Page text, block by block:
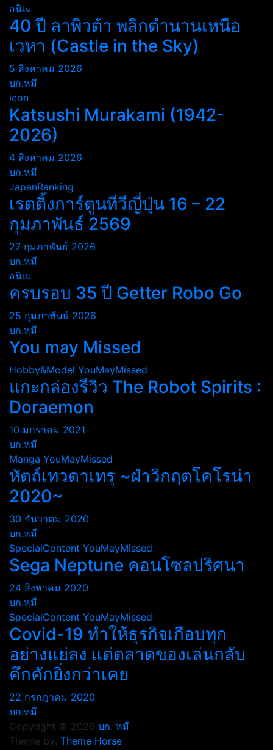
อนิเม
40 ปี ลาพิวต้า พลิกตำนานเหนือ
เวหา (Castle in the Sky)
5 สิงหาคม 2026
บก.หมี
icon
Katsushi Murakami (1942-
2026)
4 สิงหาคม 2026
บก.หมี
JapanRanking
เรตติ้งการ์ตูนทีวีญี่ปุ่น 16 – 22
กุมภาพันธ์ 2569
27 กุมภาพันธ์ 2026
บก.หมี
อนิเม
ครบรอบ 35 ปี Getter Robo Go
25 กุมภาพันธ์ 2026
บก.หมี
You may Missed
Hobby&Model YouMayMissed
แกะกล่องรีวิว The Robot Spirits :
Doraemon
10 มกราคม 2021
บก.หมี
Manga YouMayMissed
หัตถ์เทวดาเทรุ ~ฝ่าวิกฤตโคโรน่า
2020~
30 ธันวาคม 2020
บก.หมี
SpecialContent YouMayMissed
Sega Neptune คอนโซลปริศนา
24 สิงหาคม 2020
บก.หมี
SpecialContent YouMayMissed
Covid-19 ทำให้ธุรกิจเกือบทุก
อย่างแย่ลง แต่ตลาดของเล่นกลับ
คึกคักยิ่งกว่าเคย
22 กรกฎาคม 2020
บก.หมี
Copyright © 2026 บก. หมี
Theme by: Theme Horse